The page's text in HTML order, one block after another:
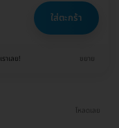
ใส่ตะกร้า
าเลย! ขยาย
โหลดเลย